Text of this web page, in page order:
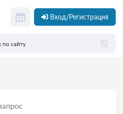
Вход/Регистрация